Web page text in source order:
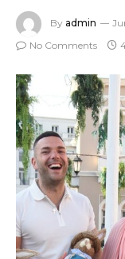
By admin
No Comments